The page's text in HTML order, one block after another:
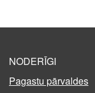
NODERĪGI
Pagastu pārvaldes